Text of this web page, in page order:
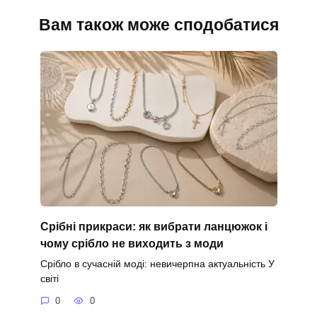
Вам також може сподобатися
Срібні прикраси: як вибрати ланцюжок і
чому срібло не виходить з моди
Срібло в сучасній моді: невичерпна актуальність У
світі
0 0